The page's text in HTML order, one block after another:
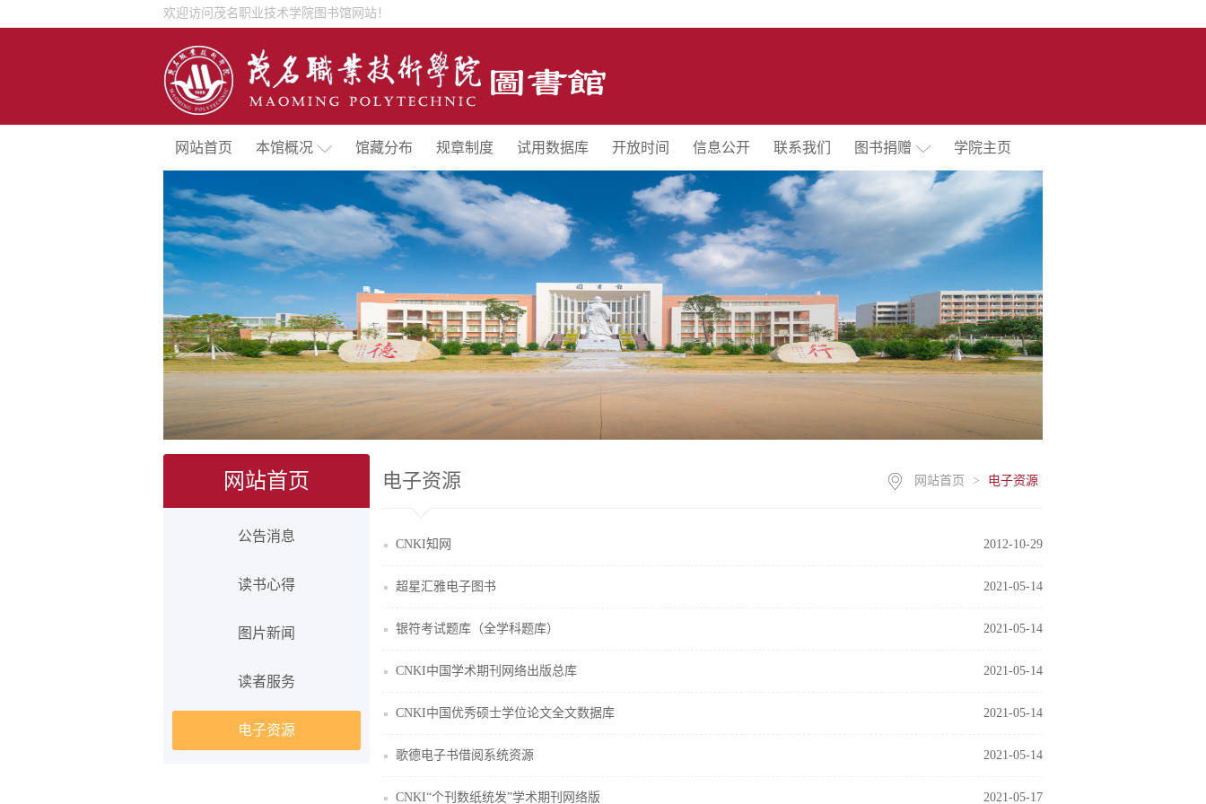
欢迎访问茂名职业技术学院图书馆网站！
网站首页 本馆概况 馆藏分布 规章制度 试用数据库 开放时间 信息公开 联系我们 图书捐赠 学院主页
网站首页
公告消息
读书心得
图片新闻
读者服务
电子资源
电子资源 网站首页 > 电子资源
CNKI知网 2012-10-29
超星汇雅电子图书 2021-05-14
银符考试题库（全学科题库） 2021-05-14
CNKI中国学术期刊网络出版总库 2021-05-14
CNKI中国优秀硕士学位论文全文数据库 2021-05-14
歌德电子书借阅系统资源 2021-05-14
CNKI“个刊数纸统发”学术期刊网络版 2021-05-17